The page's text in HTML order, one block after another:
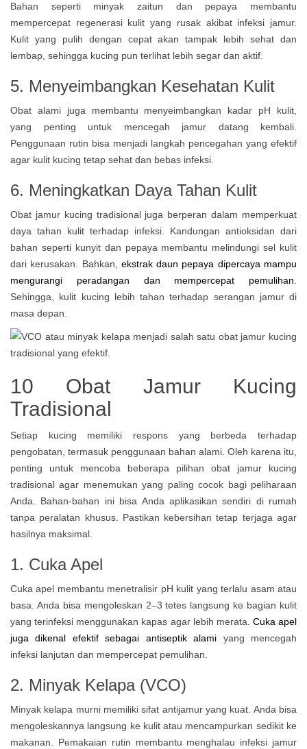
Bahan seperti minyak zaitun dan pepaya membantu
mempercepat regenerasi kulit yang rusak akibat infeksi jamur.
Kulit yang pulih dengan cepat akan tampak lebih sehat dan
lembap, sehingga kucing pun terlihat lebih segar dan aktif.
5. Menyeimbangkan Kesehatan Kulit
Obat alami juga membantu menyeimbangkan kadar pH kulit,
yang penting untuk mencegah jamur datang kembali.
Penggunaan rutin bisa menjadi langkah pencegahan yang efektif
agar kulit kucing tetap sehat dan bebas infeksi.
6. Meningkatkan Daya Tahan Kulit
Obat jamur kucing tradisional juga berperan dalam memperkuat
daya tahan kulit terhadap infeksi. Kandungan antioksidan dari
bahan seperti kunyit dan pepaya membantu melindungi sel kulit
dari kerusakan. Bahkan,
ekstrak daun pepaya dipercaya mampu
mengurangi peradangan dan mempercepat pemulihan
Sehingga, kulit kucing lebih tahan terhadap serangan jamur di
masa depan.
10 Obat Jamur Kucing
Tradisional
Setiap kucing memiliki respons yang berbeda terhadap
pengobatan, termasuk penggunaan bahan alami. Oleh karena itu,
penting untuk mencoba beberapa pilihan obat jamur kucing
tradisional agar menemukan yang paling cocok bagi peliharaan
Anda. Bahan-bahan ini bisa Anda aplikasikan sendiri di rumah
tanpa peralatan khusus. Pastikan kebersihan tetap terjaga agar
hasilnya maksimal.
1. Cuka Apel
Cuka apel membantu menetralisir pH kulit yang terlalu asam atau
basa. Anda bisa mengoleskan 2–3 tetes langsung ke bagian kulit
yang terinfeksi menggunakan kapas agar lebih merata. Cuka apel
juga dikenal efektif sebagai antiseptik alami yang mencegah
infeksi lanjutan dan mempercepat pemulihan.
2. Minyak Kelapa (VCO)
Minyak kelapa murni memiliki sifat antijamur yang kuat. Anda bisa
mengoleskannya langsung ke kulit atau mencampurkan sedikit ke
makanan. Pemakaian rutin membantu menghalau infeksi jamur